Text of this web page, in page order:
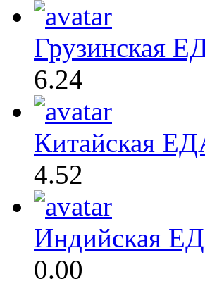
Грузинская
6.24
Китайская
4.52
Индийская
0.00